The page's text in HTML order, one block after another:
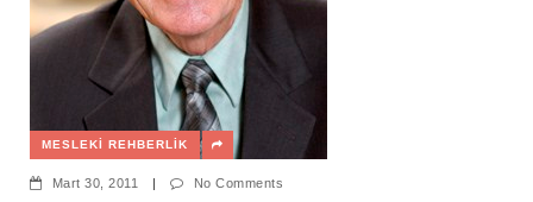
MESLEKI REHBERLIK
Mart 30, 2011 | No Comments